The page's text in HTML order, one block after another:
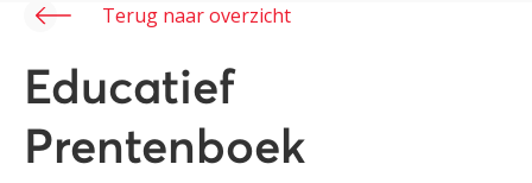
Terug naar overzicht
Educatief
Prentenboek